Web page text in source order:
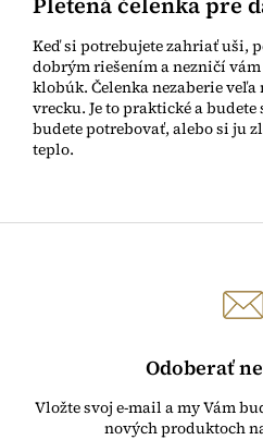
Keď si potrebujete zahriať uši,
dobrým riešením a nezničí
klobúk. Čelenka nezaberie
vrecku. Je to praktické a
budete potrebovať, alebo si ju
teplo.
Odoberať
Vložte svoj e-mail a my Vám
nových produktoch